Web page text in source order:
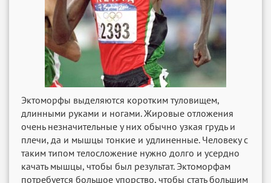
Эктоморфы выделяются коротким туловищем,
длинными руками и ногами. Жировые отложения
очень незначительные у них обычно узкая грудь и
плечи, да и мышцы тонкие и удлиненные. Человеку с
таким типом телосложение нужно долго и усердно
качать мышцы, чтобы был результат. Эктоморфам
потребуется большое упорство, чтобы стать большим